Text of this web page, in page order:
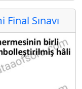
Sınavı